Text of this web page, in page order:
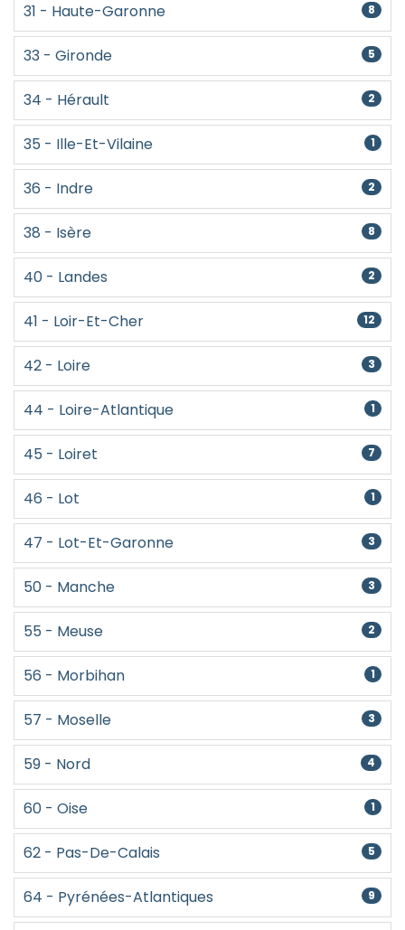
31 - Haute-Garonne 8
33 - Gironde 5
34 - Hérault 2
35 - Ille-Et-Vilaine 1
36 - Indre 2
38 - Isère 8
40 - Landes 2
41 - Loir-Et-Cher 12
42 - Loire 3
44 - Loire-Atlantique 1
45 - Loiret 7
46 - Lot 1
47 - Lot-Et-Garonne 3
50 - Manche 3
55 - Meuse 2
56 - Morbihan 1
57 - Moselle 3
59 - Nord 4
60 - Oise 1
62 - Pas-De-Calais 5
64 - Pyrénées-Atlantiques 9